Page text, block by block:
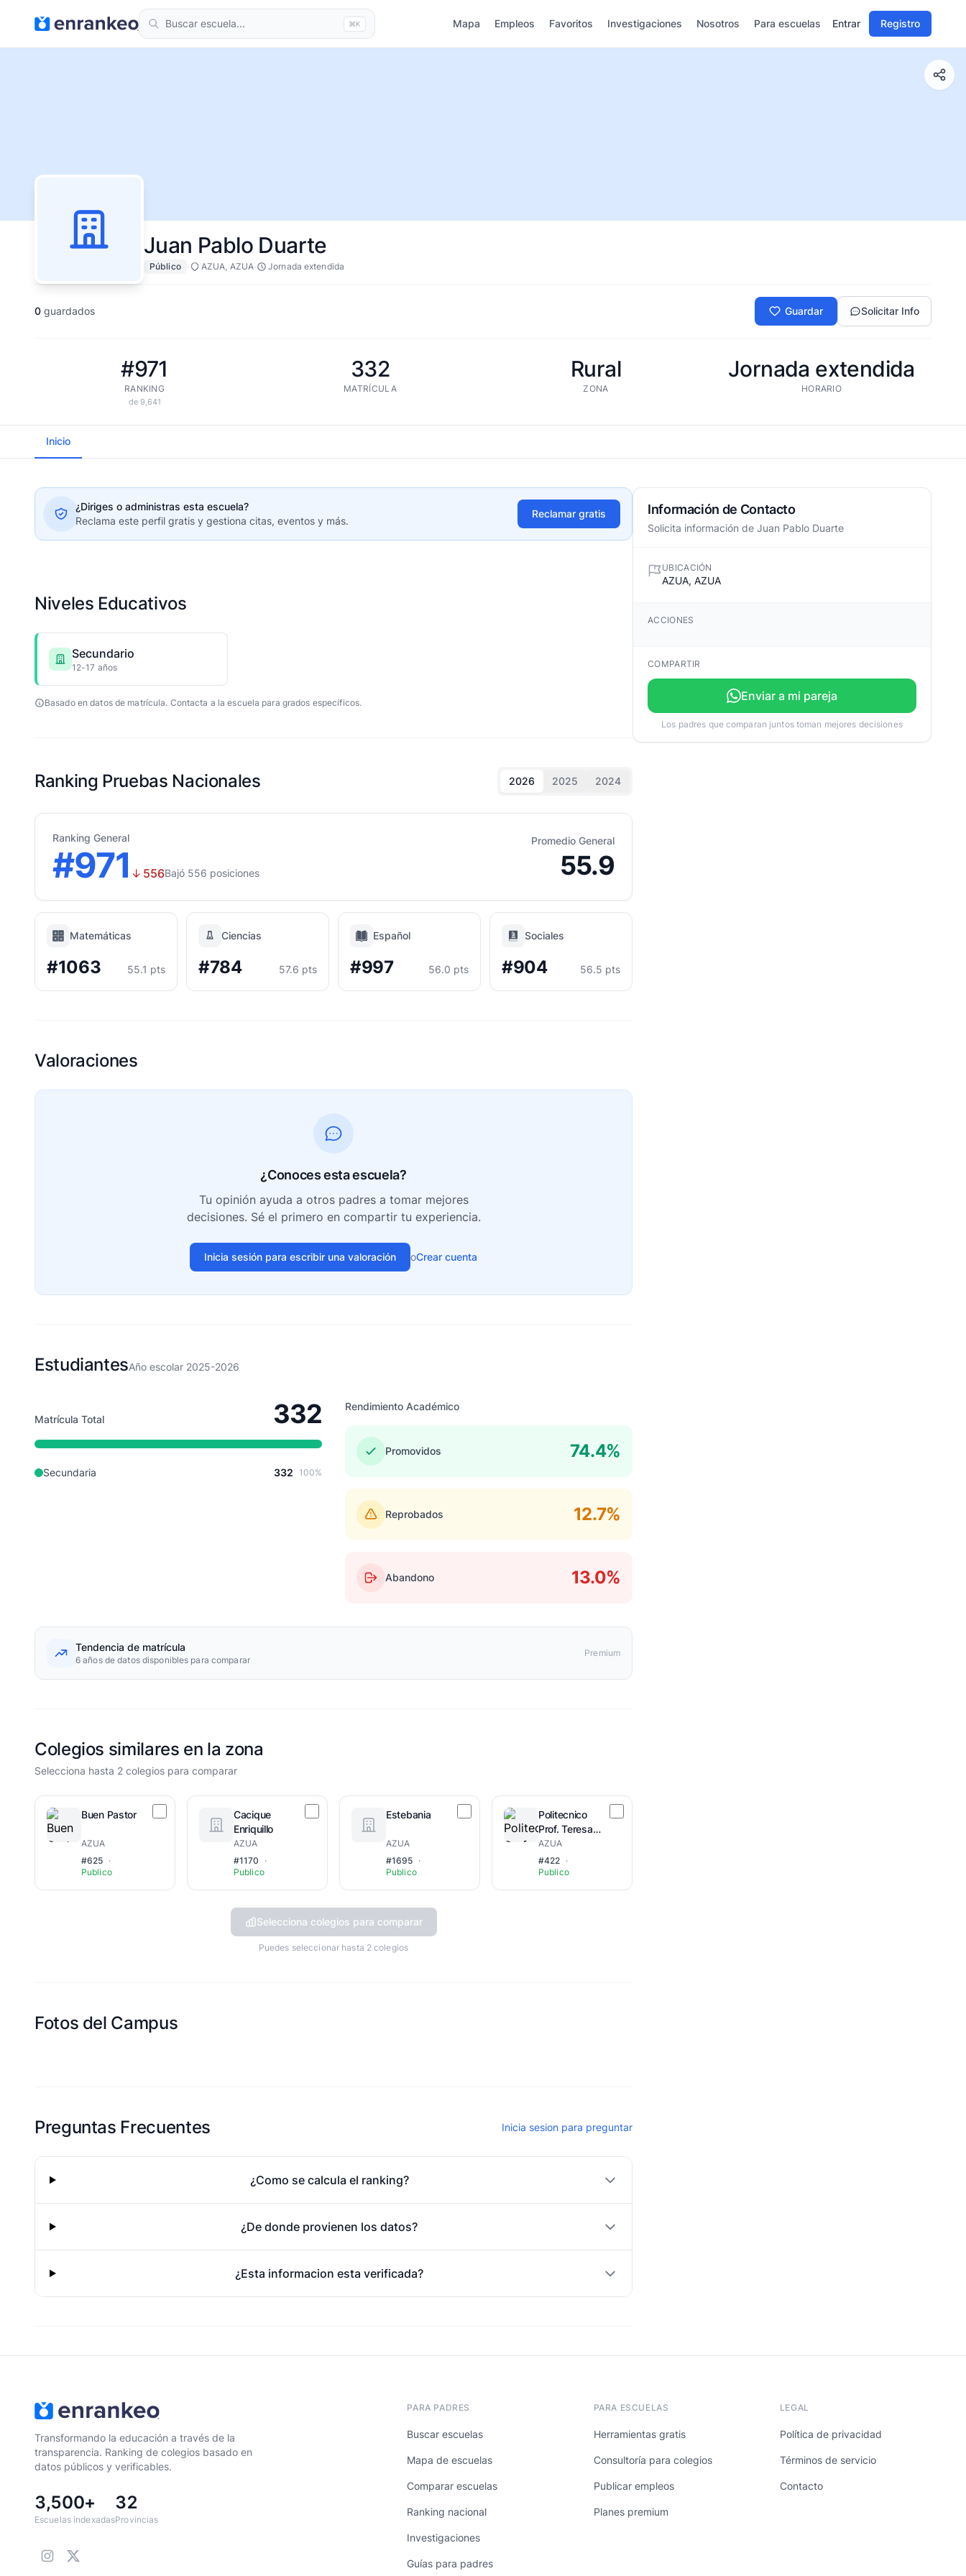
⌘K Mapa Empleos Favoritos Investigaciones Nosotros Para escuelas Entrar Registro
Juan Pablo Duarte
Público · AZUA, AZUA· Jornada extendida
0 guardados Guardar Solicitar Info
#971
RANKING
de 9,641
332
MATRÍCULA
Rural
ZONA
Jornada extendida
HORARIO
Inicio
¿Diriges o administras esta escuela?
Reclama este perfil gratis y gestiona citas, eventos y más.
Reclamar gratis
Niveles Educativos
Secundario
12-17 años
Basado en datos de matrícula. Contacta a la escuela para grados específicos.
Ranking Pruebas Nacionales 2026 2025 2024
Ranking General
#971 ↓ 556Bajó 556 posiciones
Promedio General
55.9
Matemáticas
#1063 55.1 pts
Ciencias
#784 57.6 pts
Español
#997 56.0 pts
Sociales
#904 56.5 pts
Valoraciones
¿Conoces esta escuela?
Tu opinión ayuda a otros padres a tomar mejores
decisiones. Sé el primero en compartir tu experiencia.
Inicia sesión para escribir una valoración oCrear cuenta
EstudiantesAño escolar 2025-2026
Matrícula Total 332
Secundaria 332 100%
Rendimiento Académico
Promovidos 74.4%
Reprobados 12.7%
Abandono 13.0%
Tendencia de matrícula
6 años de datos disponibles para comparar
Premium
Colegios similares en la zona
Selecciona hasta 2 colegios para comparar
Buen Pastor
AZUA
#625 ·
Publico
Cacique
Enriquillo
AZUA
#1170
·
Publico
Estebania
AZUA
#1695 ·
Publico
Politecnico
Prof. Teresa
Digna Feliz De
Estrada
AZUA
#422 ·
Publico
Selecciona colegios para comparar
Puedes seleccionar hasta 2 colegios
Fotos del Campus
Preguntas Frecuentes Inicia sesion para preguntar
¿Como se calcula el ranking?
¿De donde provienen los datos?
¿Esta informacion esta verificada?
Información de Contacto
Solicita información de Juan Pablo Duarte
UBICACIÓN
AZUA, AZUA
ACCIONES
COMPARTIR
Enviar a mi pareja
Los padres que comparan juntos toman mejores decisiones
Transformando la educación a través de la
transparencia. Ranking de colegios basado en
datos públicos y verificables.
3,500+
Escuelas indexadas
32
Provincias
PARA PADRES
Buscar escuelas
Mapa de escuelas
Comparar escuelas
Ranking nacional
Investigaciones
Guías para padres
PARA ESCUELAS
Herramientas gratis
Consultoría para colegios
Publicar empleos
Planes premium
LEGAL
Política de privacidad
Términos de servicio
Contacto